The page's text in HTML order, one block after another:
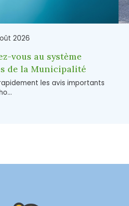
2026
vous au système
de la Municipalité
les avis importants